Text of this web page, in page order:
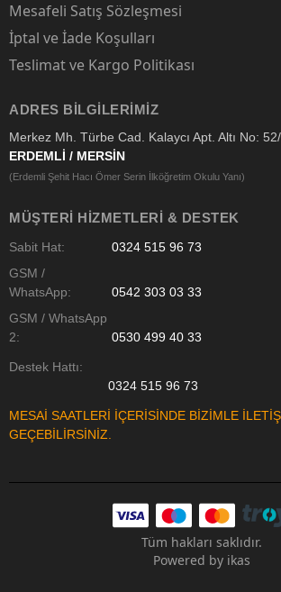
Mesafeli Satış Sözleşmesi
İptal ve İade Koşulları
Teslimat ve Kargo Politikası
ADRES BILGILERIMIZ
Merkez Mh. Türbe Cad. Kalaycı Apt. Altı No:
ERDEMLİ / MERSİN
(Erdemli Şehit Hacı Ömer Serin İlköğretim Okulu Yanı)
MÜŞTERI HIZMETLERI & DESTEK
Sabit Hat:
0324 515 96 73
GSM /
WhatsApp:
0542 303 03 33
GSM / WhatsApp
2:
0530 499 40 33
Destek Hattı:
0324 515 96 73
MESAİ SAATLERİ İÇERİSİNDE BİZİMLE
GEÇEBİLİRSİNİZ.
Tüm hakları saklıdır.
Powered by ikas